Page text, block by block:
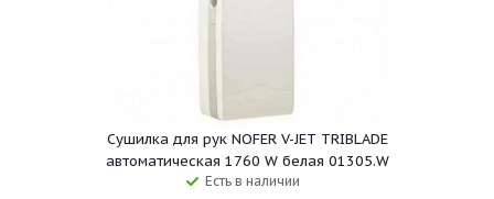
Сушилка для рук NOFER V-JET TRIBLADE
автоматическая 1760 W белая 01305.W
Есть в наличии